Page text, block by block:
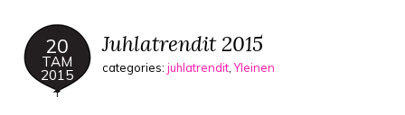
20
TAM
2015
Juhlatrendit 2015
categories:juhlatrendit,Yleinen